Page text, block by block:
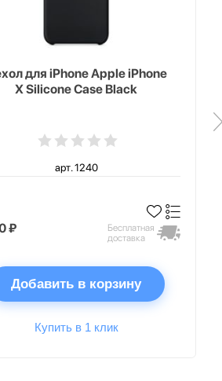
для iPhone Apple iPhone
X Silicone Case Black
арт. 1240
₽
Бесплатная
доставка
Добавить в корзину
Купить в 1 клик